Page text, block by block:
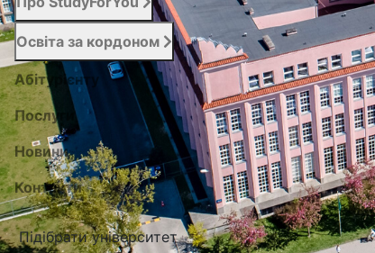
Освіта за кордоном
Абітурієнту
Послуги
Новини
Контакти
Підібрати університет